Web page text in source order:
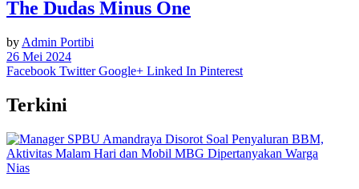
The Dudas Minus One
by Admin Portibi
26 Mei 2024
Facebook Twitter Google+ Linked In Pinterest
Terkini
Nias